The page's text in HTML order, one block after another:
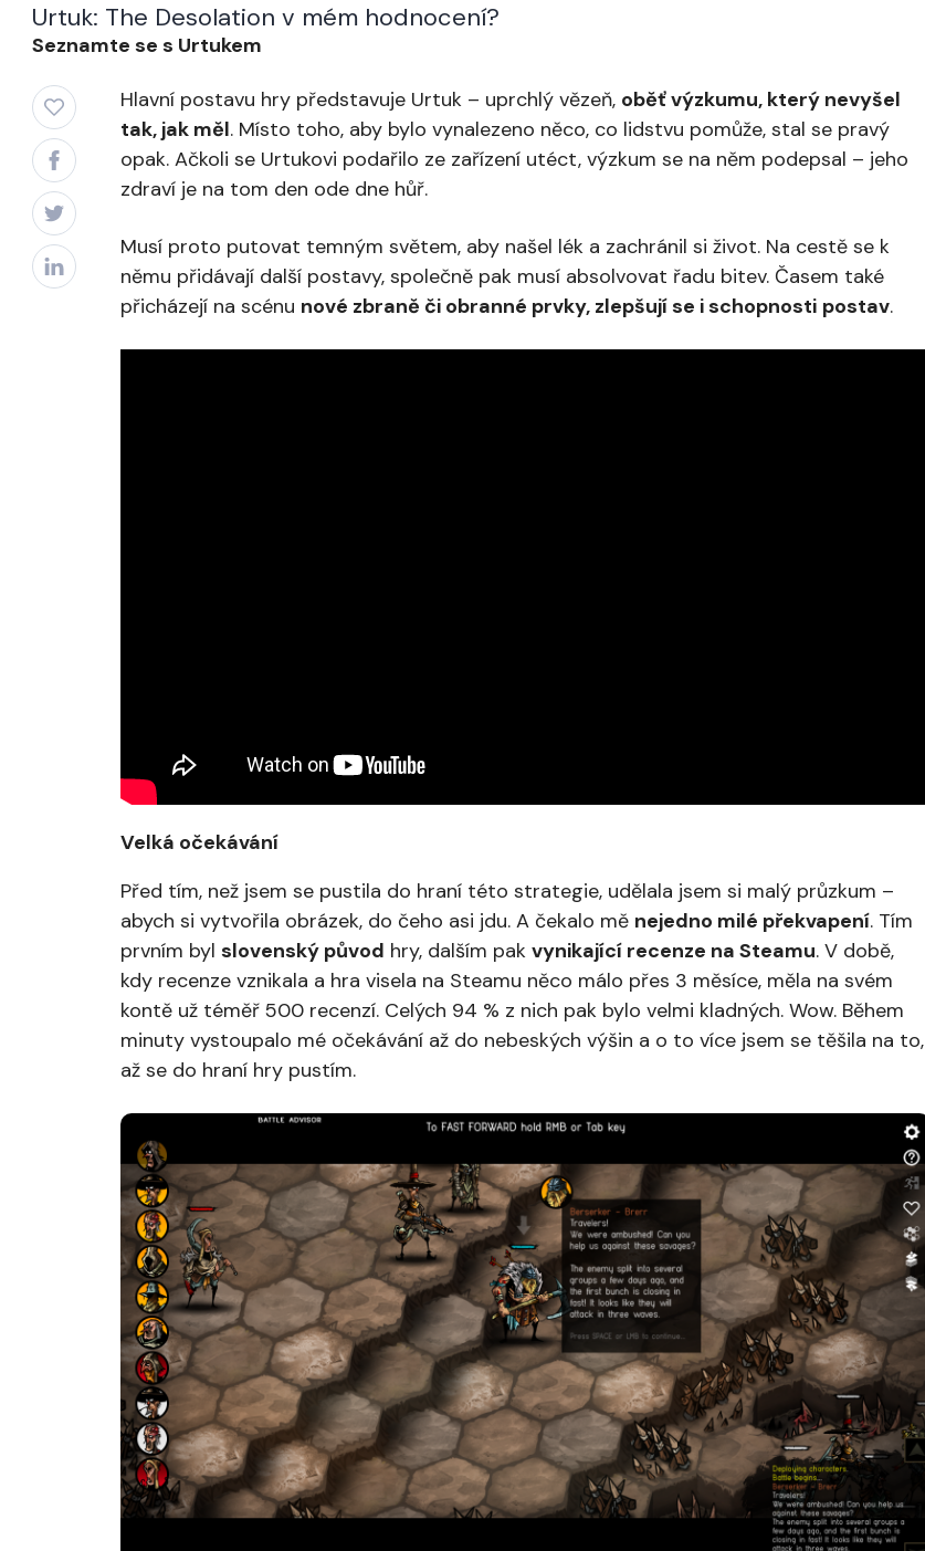
Urtuk: The Desolation v mém hodnocení?
Seznamte se s Urtukem
Hlavní postavu hry představuje Urtuk – uprchlý vězeň, oběť výzkumu, který nevyšel
tak, jak měl. Místo toho, aby bylo vynalezeno něco, co lidstvu pomůže, stal se pravý
opak. Ačkoli se Urtukovi podařilo ze zařízení utéct, výzkum se na něm podepsal – jeho
zdraví je na tom den ode dne hůř.
Musí proto putovat temným světem, aby našel lék a zachránil si život. Na cestě se k
němu přidávají další postavy, společně pak musí absolvovat řadu bitev. Časem také
přicházejí na scénu nové zbraně či obranné prvky, zlepšují se i schopnosti postav.
Velká očekávání
Před tím, než jsem se pustila do hraní této strategie, udělala jsem si malý průzkum –
abych si vytvořila obrázek, do čeho asi jdu. A čekalo mě nejedno milé překvapení. Tím
prvním byl slovenský původ hry, dalším pak vynikající recenze na Steamu. V době,
kdy recenze vznikala a hra visela na Steamu něco málo přes 3 měsíce, měla na svém
kontě už téměř 500 recenzí. Celých 94 % z nich pak bylo velmi kladných. Wow. Během
minuty vystoupalo mé očekávání až do nebeských výšin a o to více jsem se těšila na to,
až se do hraní hry pustím.